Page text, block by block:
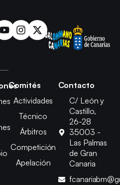
Comités
Actividades
Técnico
Árbitros
Competición
Apelación
Contacto
C/ León y
Castillo,
26-28
35003 -
Las Palmas
de Gran
Canaria